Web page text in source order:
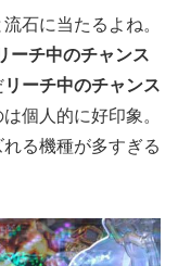
石に当たるよね。
ーチ中のチャンス
リーチ中のチャンス
個人的に好印象。
る機種が多すぎる